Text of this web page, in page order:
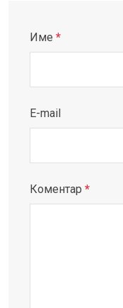
Име *
E-mail
Коментар *